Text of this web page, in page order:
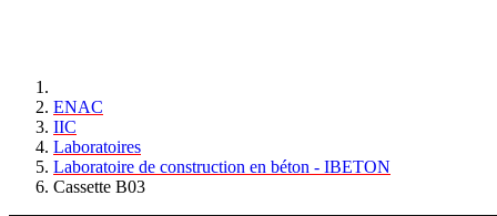
ENAC
IIC
Laboratoires
Laboratoire de construction en béton - IBETON
Cassette B03